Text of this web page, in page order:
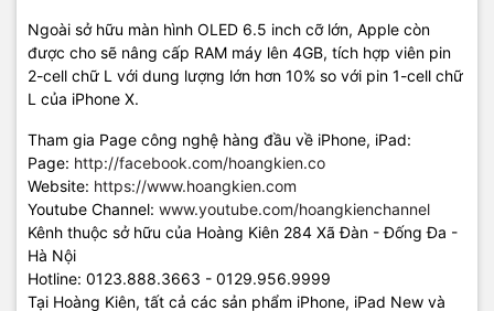
Ngoài sở hữu màn hình OLED 6.5 inch cỡ lớn, Apple còn
được cho sẽ nâng cấp RAM máy lên 4GB, tích hợp viên pin
2-cell chữ L với dung lượng lớn hơn 10% so với pin 1-cell chữ
L của iPhone X.
Tham gia Page công nghệ hàng đầu về iPhone, iPad:
Page: http://facebook.com/hoangkien.co
Website: https://www.hoangkien.com
Youtube Channel: www.youtube.com/hoangkienchannel
Kênh thuộc sở hữu của Hoàng Kiên 284 Xã Đàn - Đống Đa -
Hà Nội
Hotline: 0123.888.3663 - 0129.956.9999
Tại Hoàng Kiên, tất cả các sản phẩm iPhone, iPad New và